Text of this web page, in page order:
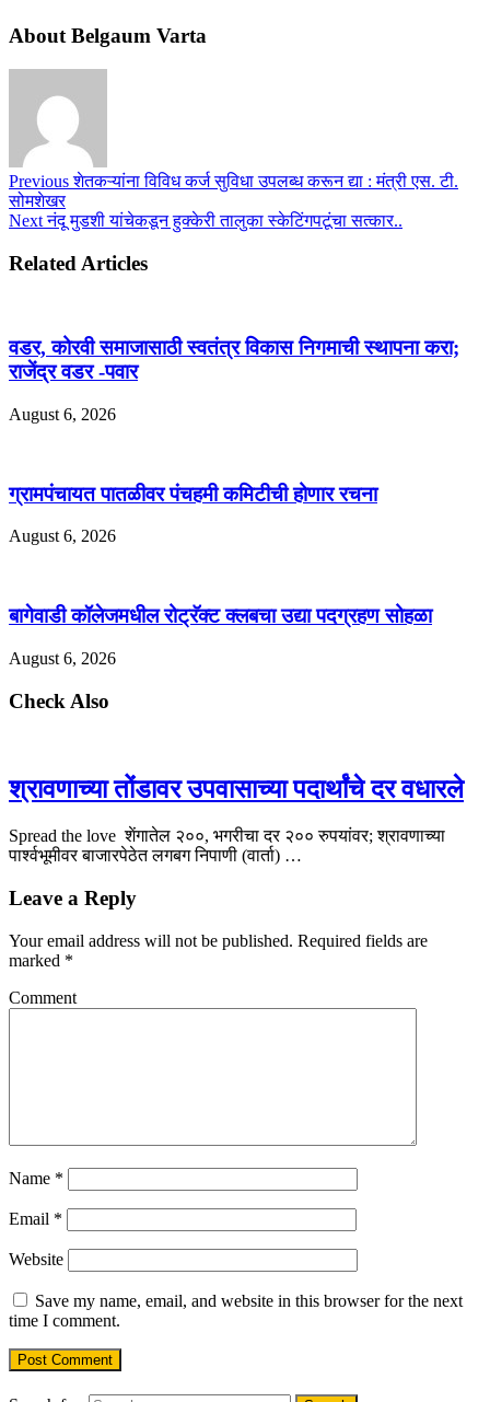
About Belgaum Varta
Previousशेतकऱ्यांना विविध कर्ज सुविधा उपलब्ध करून द्या : मंत्री एस. टी.
सोमशेखर
Nextनंदू मुडशी यांचेकडून हुक्केरी तालुका स्केटिंगपटूंचा सत्कार..
Related Articles
वडर, कोरवी समाजासाठी स्वतंत्र विकास निगमाची स्थापना करा;
राजेंद्र वडर -पवार
August 6, 2026
ग्रामपंचायत पातळीवर पंचहमी कमिटीची होणार रचना
August 6, 2026
बागेवाडी कॉलेजमधील रोट्रॅक्ट क्लबचा उद्या पदग्रहण सोहळा
August 6, 2026
Check Also
श्रावणाच्या तोंडावर उपवासाच्या पदार्थांचे दर वधारले
Spread the love शेंगातेल २००, भगरीचा दर २०० रुपयांवर; श्रावणाच्या
पार्श्वभूमीवर बाजारपेठेत लगबग निपाणी (वार्ता) …
Leave a Reply
Your email address will not be published. Required fields are
marked *
Comment
Name *
Email *
Website
Save my name, email, and website in this browser for the next
time I comment.